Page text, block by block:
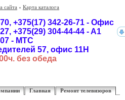
сайта Карта каталога
+375(17) 342-26-71 - Офис
+375(29) 304-44-44 - A1
- MTC
57, офис 11Н
без обеда
Главная Ремонт телевизоров